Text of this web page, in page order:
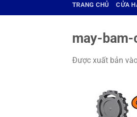
TRANG CHỦ CỬA
may-
Được xuất bản